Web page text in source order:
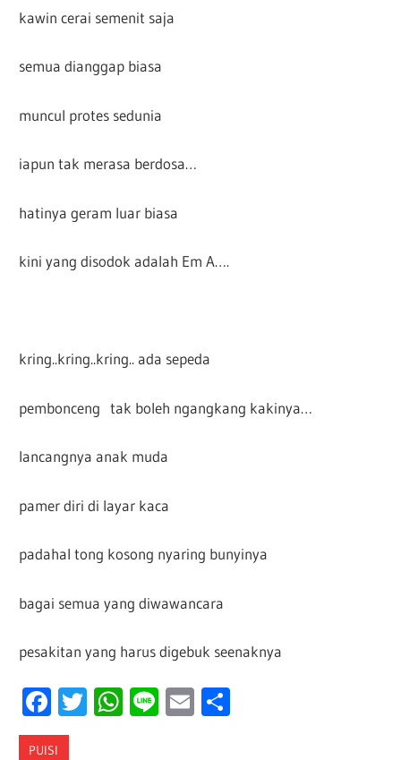
kawin cerai semenit saja
semua dianggap biasa
muncul protes sedunia
iapun tak merasa berdosa…
hatinya geram luar biasa
kini yang disodok adalah Em A….
kring..kring..kring.. ada sepeda
pembonceng tak boleh ngangkang kakinya…
lancangnya anak muda
pamer diri di layar kaca
padahal tong kosong nyaring bunyinya
bagai semua yang diwawancara
pesakitan yang harus digebuk seenaknya
Facebook
Twitter
WhatsApp
LineEmail
PUISI